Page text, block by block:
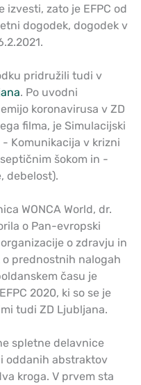
zato je EFPC od
dogodek, dogodek v
pridružili tudi v
. Po uvodni
koronavirusa v ZD
filma, je Simulacijski
Komunikacija v krizni
šokom in -
debelost).
WONCA World, dr.
o Pan-evropski
o zdravju in
prednostnih nalogah
času je
2020, ki so se je
tudi ZD Ljubljana.
spletne delavnice
oddanih abstraktov
kroga. V prvem sta